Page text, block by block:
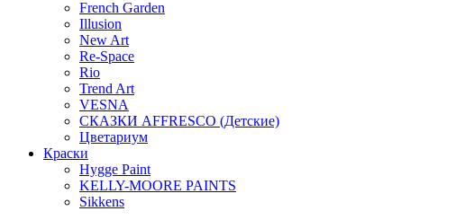
French Garden
Illusion
New Art
Re-Space
Rio
Trend Art
VESNA
СКАЗКИ AFFRESCO (Детские)
Цветариум
Краски
Hygge Paint
KELLY-MOORE PAINTS
Sikkens